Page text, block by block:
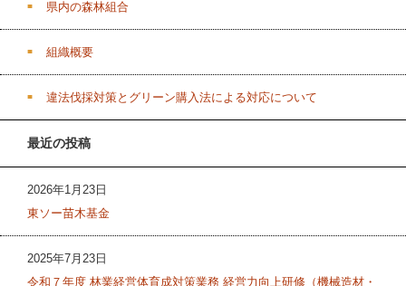
県内の森林組合
組織概要
違法伐採対策とグリーン購入法による対応について
最近の投稿
2026年1月23日
東ソー苗木基金
2025年7月23日
令和７年度 林業経営体育成対策業務 経営力向上研修（機械造材・